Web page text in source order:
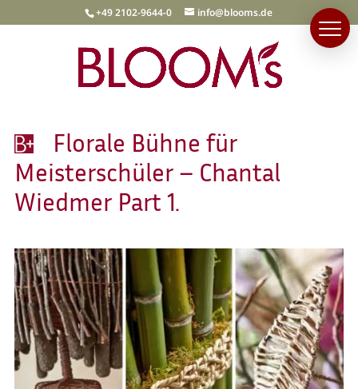
+49 2102-9644-0 info@blooms.de
Florale Bühne für
Meisterschüler – Chantal
Wiedmer Part 1.